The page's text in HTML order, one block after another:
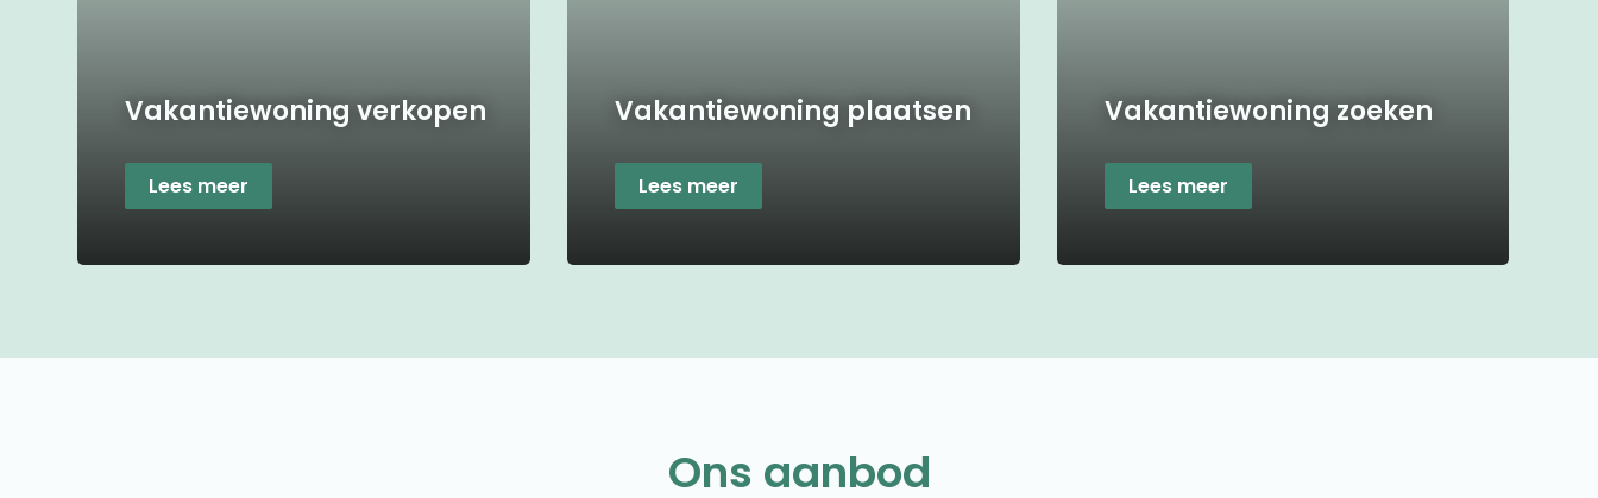
Vakantiewoning verkopen
Lees meer
Vakantiewoning plaatsen
Lees meer
Vakantiewoning zoeken
Lees meer
Ons aanbod